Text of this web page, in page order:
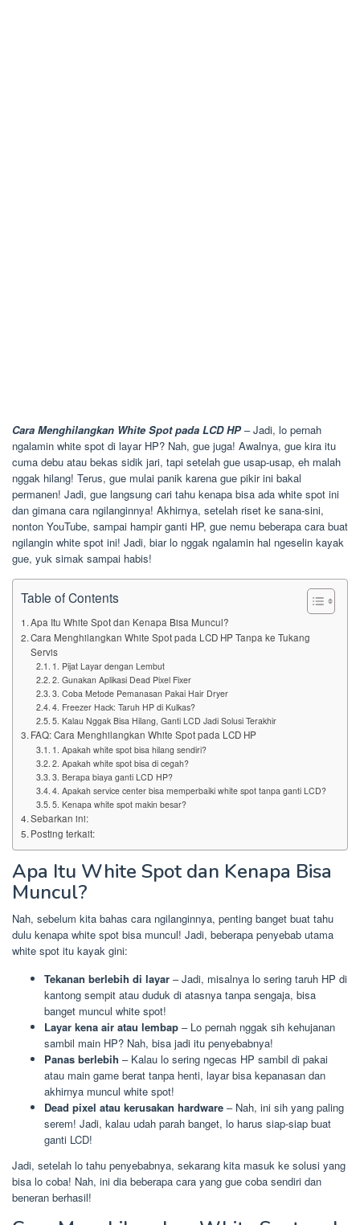
Cara Menghilangkan White Spot pada LCD HP– Jadi, lo pernah
ngalamin white spot di layar HP? Nah, gue juga! Awalnya, gue kira itu
cuma debu atau bekas sidik jari, tapi setelah gue usap-usap, eh malah
nggak hilang! Terus, gue mulai panik karena gue pikir ini bakal
permanen! Jadi, gue langsung cari tahu kenapa bisa ada white spot ini
dan gimana cara ngilanginnya! Akhirnya, setelah riset ke sana-sini,
nonton YouTube, sampai hampir ganti HP, gue nemu beberapa cara buat
ngilangin white spot ini! Jadi, biar lo nggak ngalamin hal ngeselin kayak
gue, yuk simak sampai habis!
Table of Contents
Apa Itu White Spot dan Kenapa Bisa Muncul?
Cara Menghilangkan White Spot pada LCD HP Tanpa ke Tukang
Servis
1. Pijat Layar dengan Lembut
2. Gunakan Aplikasi Dead Pixel Fixer
3. Coba Metode Pemanasan Pakai Hair Dryer
4. Freezer Hack: Taruh HP di Kulkas?
5. Kalau Nggak Bisa Hilang, Ganti LCD Jadi Solusi Terakhir
FAQ: Cara Menghilangkan White Spot pada LCD HP
1. Apakah white spot bisa hilang sendiri?
2. Apakah white spot bisa di cegah?
3. Berapa biaya ganti LCD HP?
4. Apakah service center bisa memperbaiki white spot tanpa ganti LCD?
5. Kenapa white spot makin besar?
Sebarkan ini:
Posting terkait:
Apa Itu White Spot dan Kenapa Bisa
Muncul?
Nah, sebelum kita bahas cara ngilanginnya, penting banget buat tahu
dulu kenapa white spot bisa muncul! Jadi, beberapa penyebab utama
white spot itu kayak gini:
Tekanan berlebih di layar – Jadi, misalnya lo sering taruh HP di
kantong sempit atau duduk di atasnya tanpa sengaja, bisa
banget muncul white spot!
Layar kena air atau lembap – Lo pernah nggak sih kehujanan
sambil main HP? Nah, bisa jadi itu penyebabnya!
Panas berlebih – Kalau lo sering ngecas HP sambil di pakai
atau main game berat tanpa henti, layar bisa kepanasan dan
akhirnya muncul white spot!
Dead pixel atau kerusakan hardware – Nah, ini sih yang paling
serem! Jadi, kalau udah parah banget, lo harus siap-siap buat
ganti LCD!
Jadi, setelah lo tahu penyebabnya, sekarang kita masuk ke solusi yang
bisa lo coba! Nah, ini dia beberapa cara yang gue coba sendiri dan
beneran berhasil!